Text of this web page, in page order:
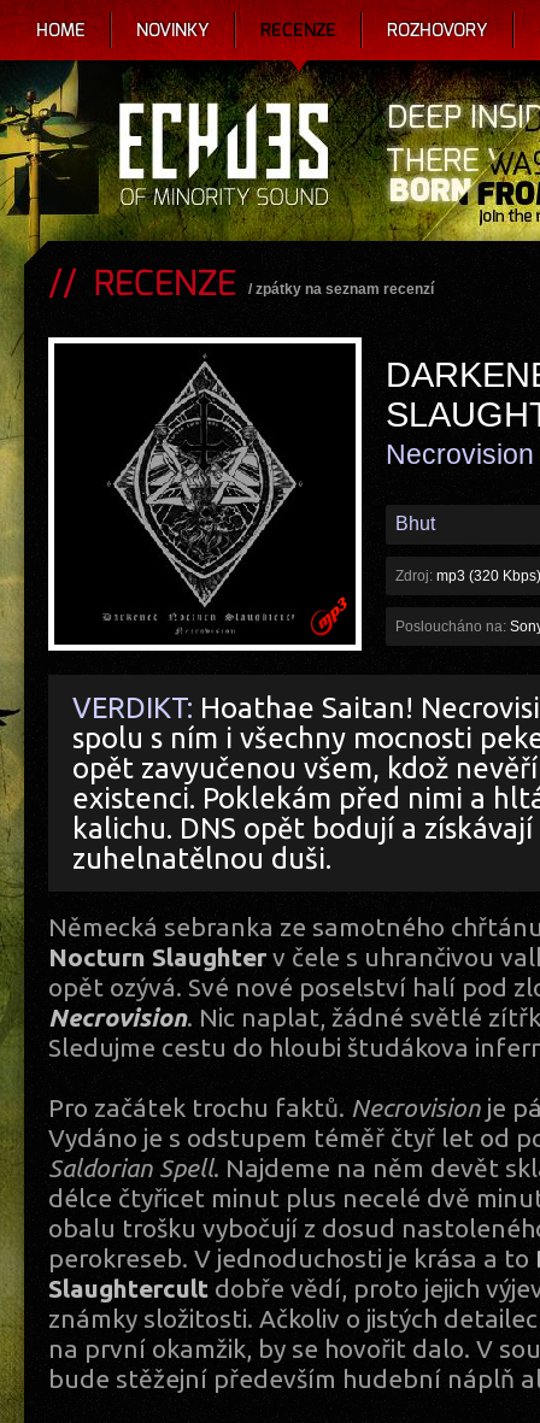
HOME NOVINKY RECENZE ROZHOVORY
RECENZE / zpátky na seznam recenzí
Necrovision
Bhut
Zdroj: mp3 (320 Kbps)
Posloucháno na:
VERDIKT: Hoathae Saitan!
spolu s ním i všechny mocnosti
opět zavyučenou všem, kdož
existenci. Poklekám před nimi a
kalichu. DNS opět bodují a
zuhelnatělnou duši.
Německá sebranka ze samotného
Nocturn Slaughter v čele s uhrančivou
opět ozývá. Své nové poselství halí pod
Necrovision. Nic naplat, žádné světlé
Sledujme cestu do hloubi študákova
Pro začátek trochu faktů. Necrovision je
Vydáno je s odstupem téměř čtyř let od
Saldorian Spell. Najdeme na něm devět
délce čtyřicet minut plus necelé dvě
obalu trošku vybočují z dosud
perokreseb. V jednoduchosti je krása a to
Slaughtercult dobře vědí, proto jejich
známky složitosti. Ačkoliv o jistých
na první okamžik, by se hovořit dalo. V
bude stěžejní především hudební náplň